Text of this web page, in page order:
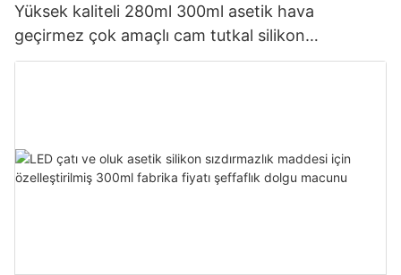
Yüksek kaliteli 280ml 300ml asetik hava
geçirmez çok amaçlı cam tutkal silikon
sızdırmazlık maddesi mutfak için